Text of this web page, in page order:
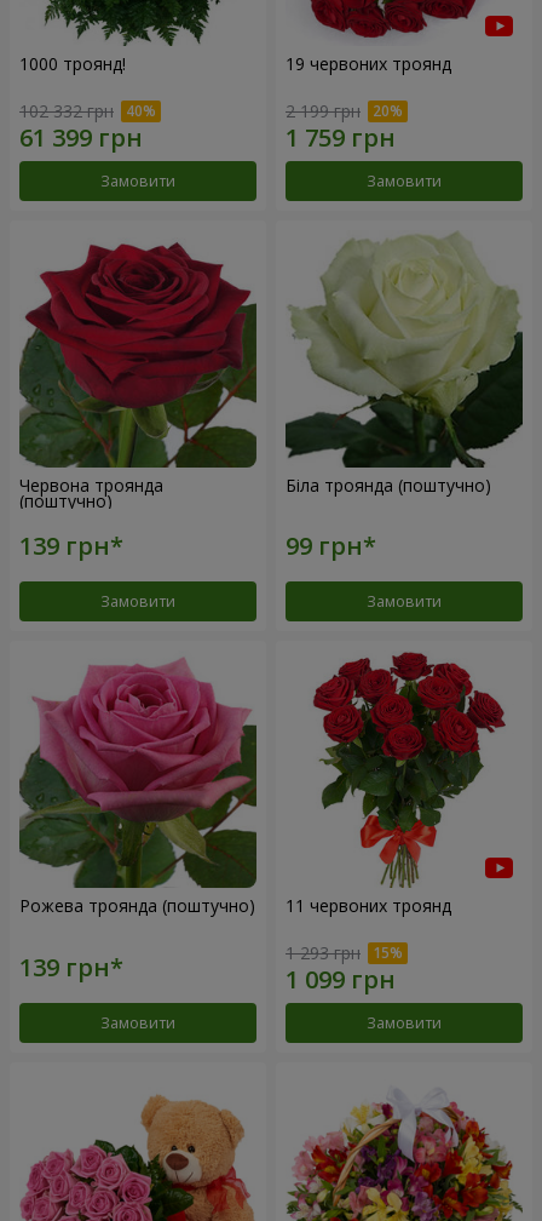
1000 троянд!
102 332 грн
Замовити
19 червоних троянд
2 199 грн
Замовити
Червона троянда
(поштучно)
Замовити
Біла троянда (поштучно)
Замовити
Рожева троянда (поштучно)
Замовити
11 червоних троянд
1 293 грн
Замовити